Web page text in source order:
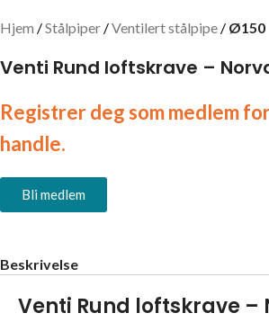
Hjem Stålpiper Ventilert stålpipe Ø150
Venti Rund loftskrave –
Registrer deg som medlem
handle.
Bli medlem
Beskrivelse
Venti Rund loftskrave –